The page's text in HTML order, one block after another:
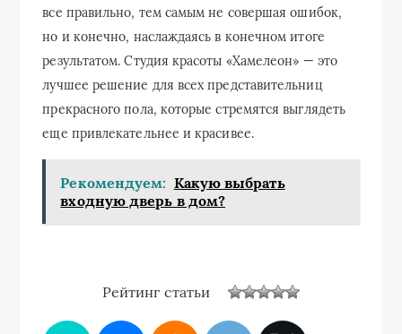
все правильно, тем самым не совершая ошибок,
но и конечно, наслаждаясь в конечном итоге
результатом. Студия красоты «Хамелеон» — это
лучшее решение для всех представительниц
прекрасного пола, которые стремятся выглядеть
еще привлекательнее и красивее.
Рекомендуем: Какую выбрать
входную дверь в дом?
Рейтинг статьи